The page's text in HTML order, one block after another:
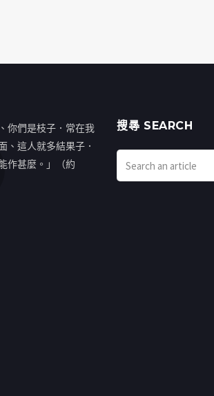
你們是枝子．常在我
、這人就多結果子．
作甚麼。」（約
搜㝷 SEARCH